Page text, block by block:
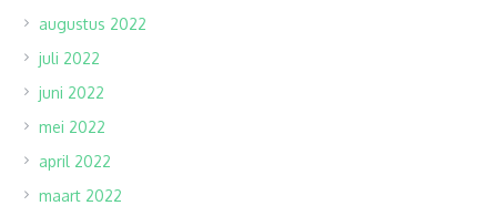
augustus 2022
juli 2022
juni 2022
mei 2022
april 2022
maart 2022